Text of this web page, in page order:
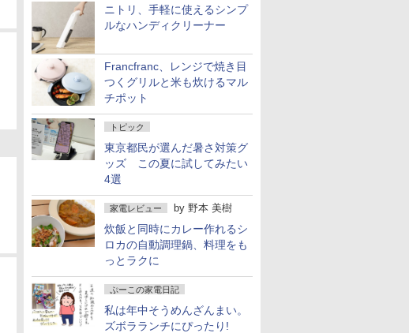
ニトリ、手軽に使えるシンプ
ルなハンディクリーナー
Francfranc、レンジで焼き目
つくグリルと米も炊けるマル
チポット
トピック
東京都民が選んだ暑さ対策グ
ッズ この夏に試してみたい
4選
家電レビュー by 野本 美樹
炊飯と同時にカレー作れるシ
ロカの自動調理鍋、料理をも
っとラクに
ぷーこの家電日記
私は年中そうめんざんまい。
ズボラランチにぴったり!